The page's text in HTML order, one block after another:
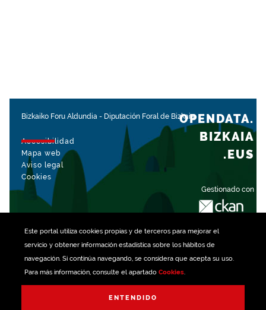
Este portal utiliza cookiespropias y de terceros para mejorar el
servicio y obtener información estadística sobre los hábitos de
navegación. Si continúa navegando, se considera que acepta su uso.
Para más información, consulte el apartado Cookies.
ENTENDIDO
Bizkaiko Foru Aldundia - Diputación Foral de Bizkaia
Accesibilidad
Mapa web
Aviso legal
Cookies
Gestionado con
OPENDATA.
BIZKAIA
.EUS